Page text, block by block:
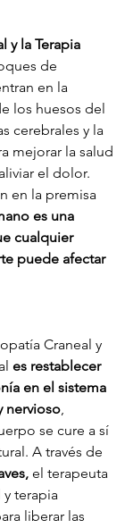
y la Terapia
de
en la
los huesos del
cerebrales y la
mejorar la salud
el dolor.
en la premisa
es una
cualquier
puede afectar
Craneal y
es restablecer
en el sistema
nervioso,
se cure a sí
A través de
el terapeuta
terapia
liberar las